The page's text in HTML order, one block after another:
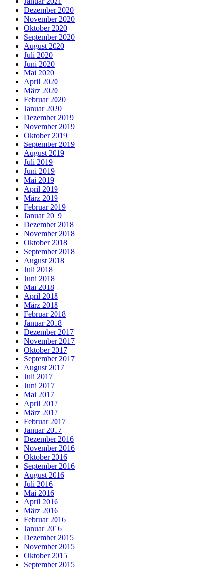
Dezember 2020
November 2020
Oktober 2020
September 2020
August 2020
Juli 2020
Juni 2020
Mai 2020
April 2020
März 2020
Februar 2020
Januar 2020
Dezember 2019
November 2019
Oktober 2019
September 2019
August 2019
Juli 2019
Juni 2019
Mai 2019
April 2019
März 2019
Februar 2019
Januar 2019
Dezember 2018
November 2018
Oktober 2018
September 2018
August 2018
Juli 2018
Juni 2018
Mai 2018
April 2018
März 2018
Februar 2018
Januar 2018
Dezember 2017
November 2017
Oktober 2017
September 2017
August 2017
Juli 2017
Juni 2017
Mai 2017
April 2017
März 2017
Februar 2017
Januar 2017
Dezember 2016
November 2016
Oktober 2016
September 2016
August 2016
Juli 2016
Mai 2016
April 2016
März 2016
Februar 2016
Januar 2016
Dezember 2015
November 2015
Oktober 2015
September 2015